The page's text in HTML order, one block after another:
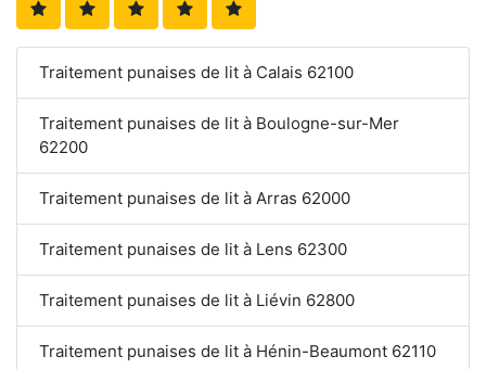
Traitement punaises de lit à Calais 62100
Traitement punaises de lit à Boulogne-sur-Mer
62200
Traitement punaises de lit à Arras 62000
Traitement punaises de lit à Lens 62300
Traitement punaises de lit à Liévin 62800
Traitement punaises de lit à Hénin-Beaumont 62110